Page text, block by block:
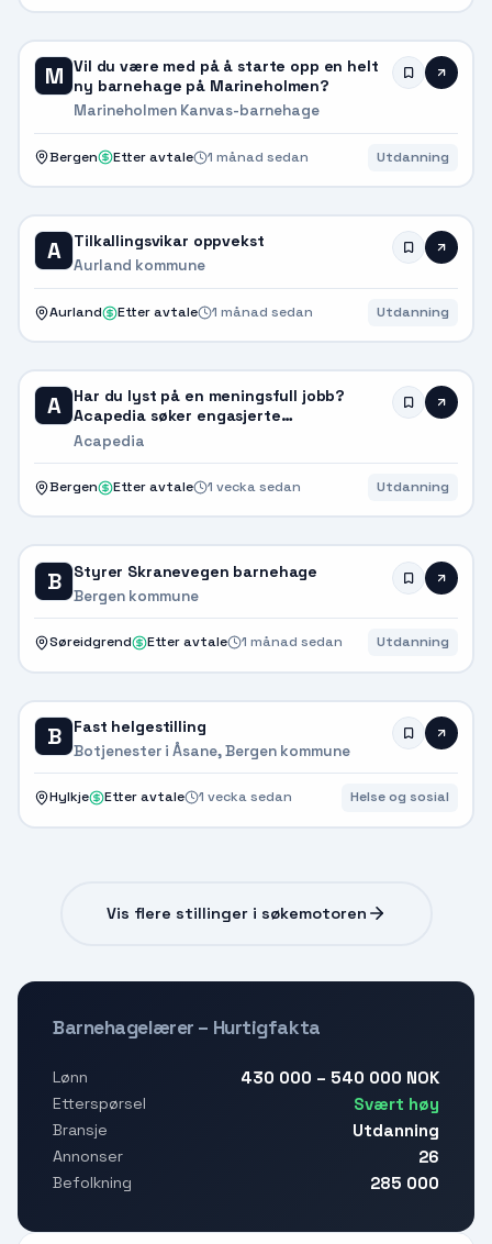
M Vil du være med på å starte opp en helt
ny barnehage på Marineholmen?
Marineholmen Kanvas-barnehage
Bergen Etter avtale 1 månad sedan Utdanning
A Tilkallingsvikar oppvekst
Aurland kommune
Aurland Etter avtale 1 månad sedan Utdanning
A
Har du lyst på en meningsfull jobb?
Acapedia søker engasjerte
barnehagemedarbeidere
Acapedia
Bergen Etter avtale 1 vecka sedan Utdanning
B Styrer Skranevegen barnehage
Bergen kommune
Søreidgrend Etter avtale 1 månad sedan Utdanning
B Fast helgestilling
Botjenester i Åsane, Bergen kommune
Hylkje Etter avtale 1 vecka sedan Helse og sosial
Vis flere stillinger i søkemotoren
Barnehagelærer – Hurtigfakta
Lønn 430 000 – 540 000 NOK
Etterspørsel Svært høy
Bransje Utdanning
Annonser 26
Befolkning 285 000